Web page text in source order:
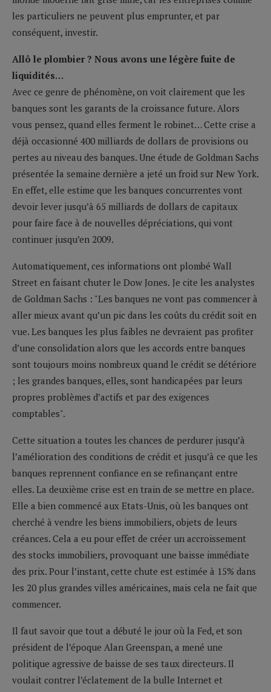
les particuliers ne peuvent plus emprunter, et par
conséquent, investir.
Allô le plombier ? Nous avons une légère fuite de
liquidités…
Avec ce genre de phénomène, on voit clairement que les
banques sont les garants de la croissance future. Alors
vous pensez, quand elles ferment le robinet… Cette crise a
déjà occasionné 400 milliards de dollars de provisions ou
pertes au niveau des banques. Une étude de Goldman Sachs
présentée la semaine dernière a jeté un froid sur New York.
En effet, elle estime que les banques concurrentes vont
devoir lever jusqu’à 65 milliards de dollars de capitaux
pour faire face à de nouvelles dépréciations, qui vont
continuer jusqu’en 2009.
Automatiquement, ces informations ont plombé Wall
Street en faisant chuter le Dow Jones. Je cite les analystes
de Goldman Sachs : "Les banques ne vont pas commencer à
aller mieux avant qu’un pic dans les coûts du crédit soit en
vue. Les banques les plus faibles ne devraient pas profiter
d’une consolidation alors que les accords entre banques
sont toujours moins nombreux quand le crédit se détériore
; les grandes banques, elles, sont handicapées par leurs
propres problèmes d’actifs et par des exigences
comptables".
Cette situation a toutes les chances de perdurer jusqu’à
l’amélioration des conditions de crédit et jusqu’à ce que les
banques reprennent confiance en se refinançant entre
elles. La deuxième crise est en train de se mettre en place.
Elle a bien commencé aux Etats-Unis, où les banques ont
cherché à vendre les biens immobiliers, objets de leurs
créances. Cela a eu pour effet de créer un accroissement
des stocks immobiliers, provoquant une baisse immédiate
des prix. Pour l’instant, cette chute est estimée à 15% dans
les 20 plus grandes villes américaines, mais cela ne fait que
commencer.
Il faut savoir que tout a débuté le jour où la Fed, et son
président de l’époque Alan Greenspan, a mené une
politique agressive de baisse de ses taux directeurs. Il
voulait contrer l’éclatement de la bulle Internet et